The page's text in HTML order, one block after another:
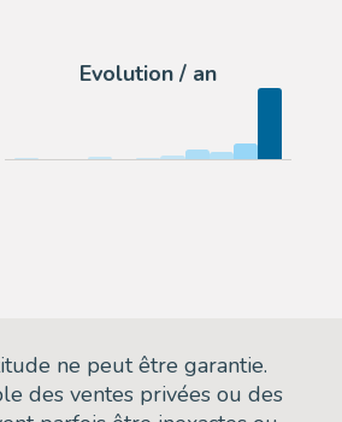
Evolution / an
ne peut être garantie.
des ventes privées ou des